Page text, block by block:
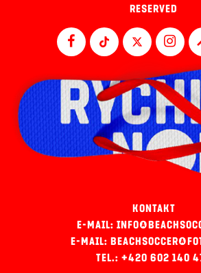
RESERVED
KONTAKT
E-MAIL:
E-MAIL:
TEL.: +420 602 140